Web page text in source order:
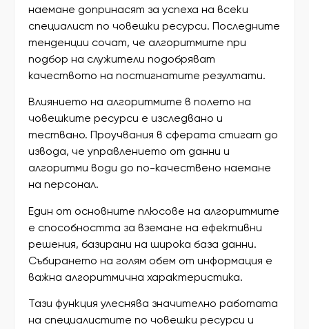
наемане допринасят за успеха на всеки
специалист по човешки ресурси. Последните
тенденции сочат, че алгоритмите при
подбор на служители подобряват
качеството на постигнатите резултати.
Влиянието на алгоритмите в полето на
човешките ресурси е изследвано и
тествано. Проучвания в сферата стигат до
извода, че управлението от данни и
алгоритми води до по-качествено наемане
на персонал.
Един от основните плюсове на алгоритмите
е способността за вземане на ефективни
решения, базирани на широка база данни.
Събирането на голям обем от информация е
важна алгоритмична характеристика.
Тази функция улеснява значително работата
на специалистите по човешки ресурси и